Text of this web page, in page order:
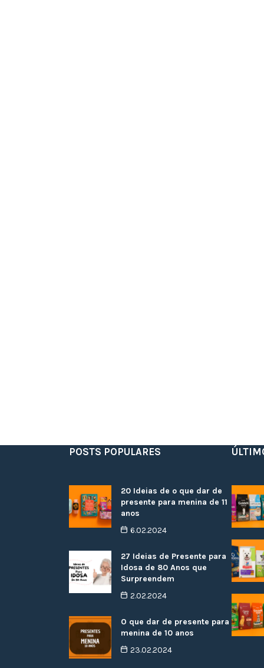
POSTS POPULARES
20 Ideias de o que dar de
presente para menina de 11
anos
6.02.2024
27 Ideias de Presente para
Idosa de 80 Anos que
Surpreendem
2.02.2024
O que dar de presente para
menina de 10 anos
23.02.2024